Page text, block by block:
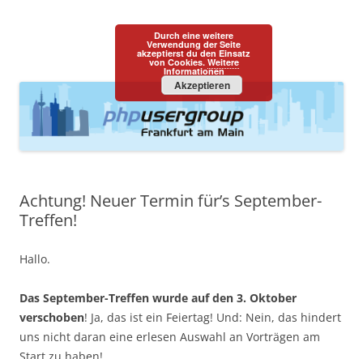
PHPUGFFM
one programming language::one community
Menü Zum
Inhalt
springen
Achtung! Neuer Termin für’s September-
Treffen!
Hallo.
Das September-Treffen wurde auf den 3. Oktober
verschoben! Ja, das ist ein Feiertag! Und: Nein, das hindert
uns nicht daran eine erlesen Auswahl an Vorträgen am
Durch eine weitere
Verwendung der Seite
akzeptierst du den Einsatz
von Cookies. Weitere
Informationen
Akzeptieren